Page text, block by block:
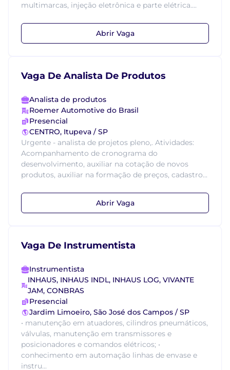
multimarcas, injeção eletrônica e parte elétrica....
Abrir Vaga
Vaga De Analista De Produtos
Analista de produtos
Roemer Automotive do Brasil
Presencial
CENTRO, Itupeva / SP
Urgente - analista de projetos pleno,. Atividades:
Acompanhamento de cronograma do
desenvolvimento, auxiliar na cotação de novos
produtos, auxiliar na formação de preços, cadastro...
Abrir Vaga
Vaga De Instrumentista
Instrumentista
INHAUS, INHAUS INDL, INHAUS LOG, VIVANTE
JAM, CONBRAS
Presencial
Jardim Limoeiro, São José dos Campos / SP
• manutenção em atuadores, cilindros pneumáticos,
válvulas, manutenção em transmissores e
posicionadores e comandos elétricos; •
conhecimento em automação linhas de envase e
instru...